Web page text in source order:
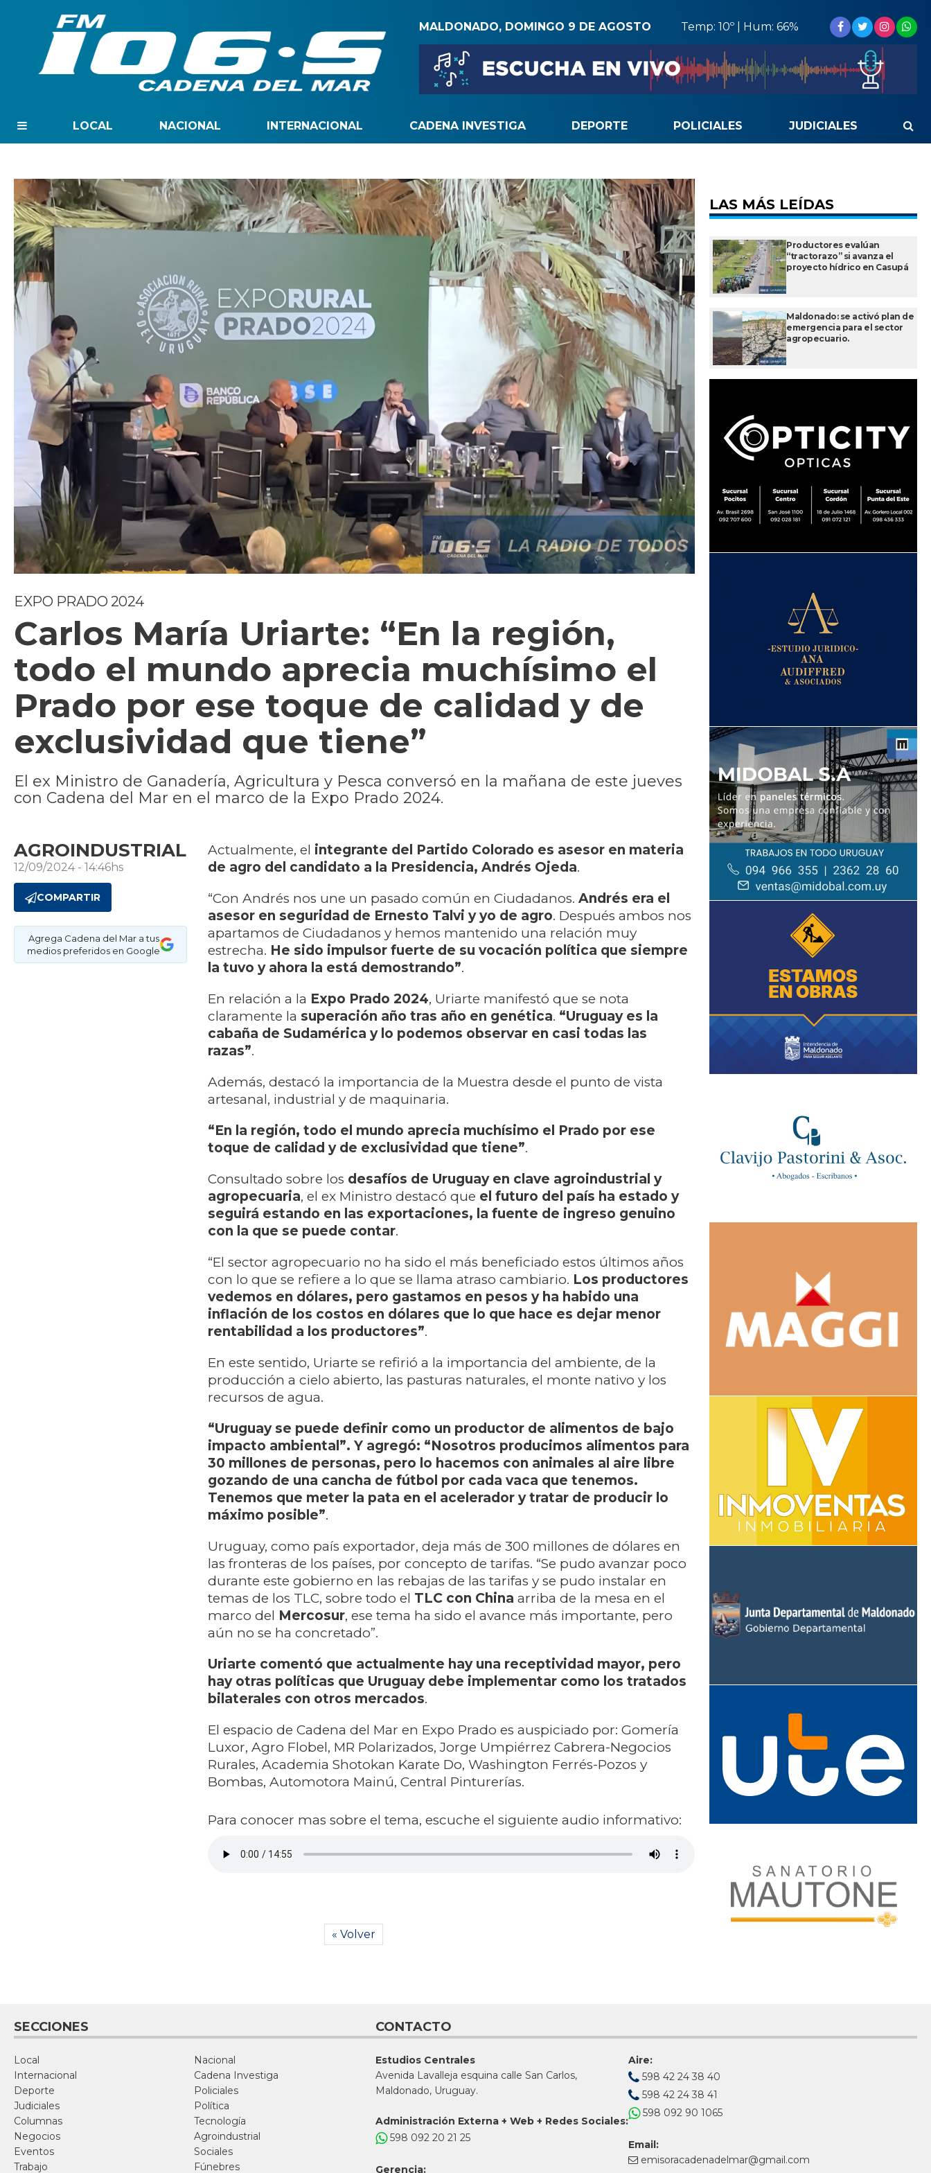
MALDONADO, DOMINGO 9 DE AGOSTO Temp: 10º | Hum: 66%
LOCAL NACIONAL INTERNACIONAL CADENA INVESTIGA DEPORTE POLICIALES JUDICIALES
EXPO PRADO 2024
Carlos María Uriarte: “En la región,
todo el mundo aprecia muchísimo el
Prado por ese toque de calidad y de
exclusividad que tiene”
El ex Ministro de Ganadería, Agricultura y Pesca conversó en la mañana de este jueves
con Cadena del Mar en el marco de la Expo Prado 2024.
AGROINDUSTRIAL
12/09/2024 - 14:46hs
COMPARTIR
Agrega Cadena del Mar a tus
medios preferidos en Google
Actualmente, el integrante del Partido Colorado es asesor en materia
de agro del candidato a la Presidencia, Andrés Ojeda.
“Con Andrés nos une un pasado común en Ciudadanos. Andrés era el
asesor en seguridad de Ernesto Talvi y yo de agro. Después ambos nos
apartamos de Ciudadanos y hemos mantenido una relación muy
estrecha. He sido impulsor fuerte de su vocación política que siempre
la tuvo y ahora la está demostrando”.
En relación a la Expo Prado 2024, Uriarte manifestó que se nota
claramente la superación año tras año en genética. “Uruguay es la
cabaña de Sudamérica y lo podemos observar en casi todas las
razas”.
Además, destacó la importancia de la Muestra desde el punto de vista
artesanal, industrial y de maquinaria.
“En la región, todo el mundo aprecia muchísimo el Prado por ese
toque de calidad y de exclusividad que tiene”.
Consultado sobre los desafíos de Uruguay en clave agroindustrial y
agropecuaria, el ex Ministro destacó que el futuro del país ha estado y
seguirá estando en las exportaciones, la fuente de ingreso genuino
con la que se puede contar.
“El sector agropecuario no ha sido el más beneficiado estos últimos años
con lo que se refiere a lo que se llama atraso cambiario. Los productores
vedemos en dólares, pero gastamos en pesos y ha habido una
inflación de los costos en dólares que lo que hace es dejar menor
rentabilidad a los productores”.
En este sentido, Uriarte se refirió a la importancia del ambiente, de la
producción a cielo abierto, las pasturas naturales, el monte nativo y los
recursos de agua.
“Uruguay se puede definir como un productor de alimentos de bajo
impacto ambiental”. Y agregó: “Nosotros producimos alimentos para
30 millones de personas, pero lo hacemos con animales al aire libre
gozando de una cancha de fútbol por cada vaca que tenemos.
Tenemos que meter la pata en el acelerador y tratar de producir lo
máximo posible”.
Uruguay, como país exportador, deja más de 300 millones de dólares en
las fronteras de los países, por concepto de tarifas. “Se pudo avanzar poco
durante este gobierno en las rebajas de las tarifas y se pudo instalar en
temas de los TLC, sobre todo el TLC con China arriba de la mesa en el
marco del Mercosur, ese tema ha sido el avance más importante, pero
aún no se ha concretado”.
Uriarte comentó que actualmente hay una receptividad mayor, pero
hay otras políticas que Uruguay debe implementar como los tratados
bilaterales con otros mercados.
El espacio de Cadena del Mar en Expo Prado es auspiciado por: Gomería
Luxor, Agro Flobel, MR Polarizados, Jorge Umpiérrez Cabrera-Negocios
Rurales, Academia Shotokan Karate Do, Washington Ferrés-Pozos y
Bombas, Automotora Mainú, Central Pinturerías.
Para conocer mas sobre el tema, escuche el siguiente audio informativo:
« Volver
LAS MÁS LEÍDAS
Productores evalúan
“tractorazo” si avanza el
proyecto hídrico en Casupá
Maldonado: se activó plan de
emergencia para el sector
agropecuario.
SECCIONES
Local
Nacional
Internacional
Cadena Investiga
Deporte
Policiales
Judiciales
Política
Columnas
Tecnología
Negocios
Agroindustrial
Eventos
Sociales
Trabajo
Fúnebres
CONTACTO
Estudios Centrales
Avenida Lavalleja esquina calle San Carlos,
Maldonado, Uruguay.
Administración Externa + Web + Redes Sociales:
598 092 20 21 25
Gerencia:
Aire:
598 42 24 38 40
598 42 24 38 41
598 092 90 1065
Email:
emisoracadenadelmar@gmail.com